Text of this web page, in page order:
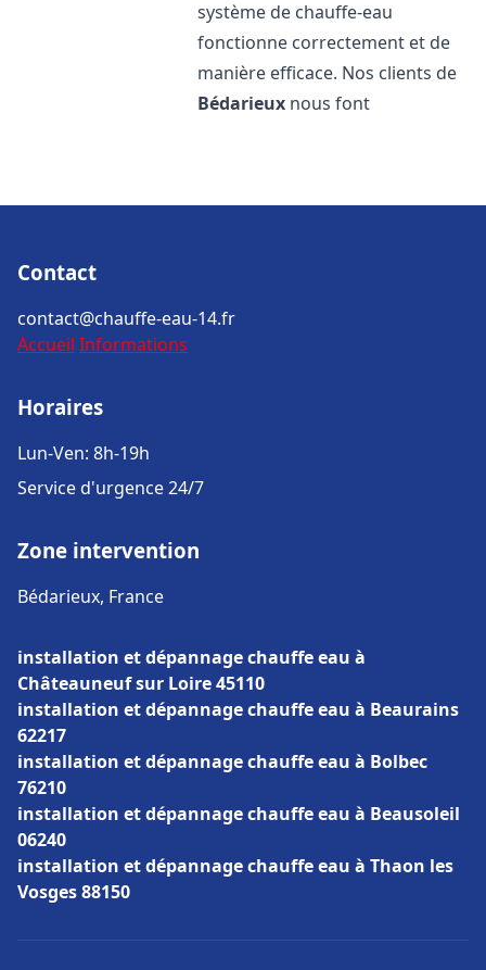
système de chauffe-eau
fonctionne correctement et de
manière efficace. Nos clients de
Bédarieux nous font
Contact
contact@chauffe-eau-14.fr
Accueil Informations
Horaires
Lun-Ven: 8h-19h
Service d'urgence 24/7
Zone intervention
Bédarieux, France
installation et dépannage chauffe eau à
Châteauneuf sur Loire 45110
installation et dépannage chauffe eau à Beaurains
62217
installation et dépannage chauffe eau à Bolbec
76210
installation et dépannage chauffe eau à Beausoleil
06240
installation et dépannage chauffe eau à Thaon les
Vosges 88150